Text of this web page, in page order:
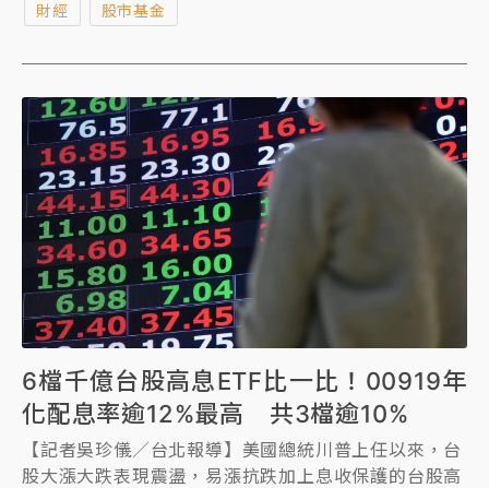
財經 股市基金
6檔千億台股高息ETF比一比！00919年
化配息率逾12%最高 共3檔逾10%
【記者吳珍儀／台北報導】美國總統川普上任以來，台
股大漲大跌表現震盪，易漲抗跌加上息收保護的台股高